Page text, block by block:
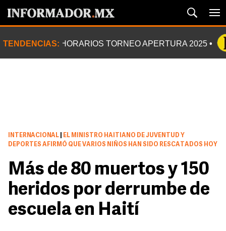
TENDENCIAS: HORARIOS TORNEO APERTURA 2025
INTERNACIONAL
EL MINISTRO HAITIANO DE JUVENTUD Y
DEPORTES AFIRMÓ QUE VARIOS NIÑOS HAN SIDO RESCATADOS HOY
Más de 80 muertos y 150
heridos por derrumbe de
escuela en Haití